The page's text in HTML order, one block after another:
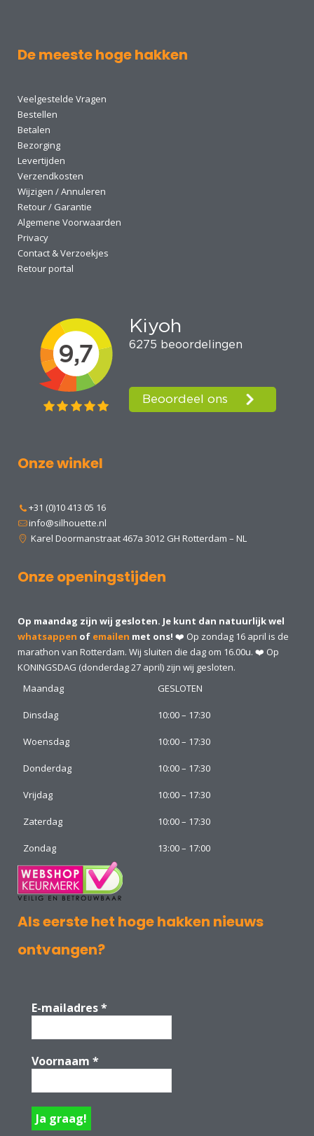
De meeste hoge hakken
Veelgestelde Vragen
Bestellen
Betalen
Bezorging
Levertijden
Verzendkosten
Wijzigen / Annuleren
Retour / Garantie
Algemene Voorwaarden
Privacy
Contact & Verzoekjes
Retour portal
Onze winkel
+31 (0)10 413 05 16
info@silhouette.nl
Karel Doormanstraat 467a 3012 GH Rotterdam – NL
Onze openingstijden
Op maandag zijn wij gesloten. Je kunt dan natuurlijk wel
whatsappen of emailen met ons! ❤️ Op zondag 16 april is de
marathon van Rotterdam. Wij sluiten die dag om 16.00u. ❤️ Op
KONINGSDAG (donderdag 27 april) zijn wij gesloten.
Maandag
GESLOTEN
Dinsdag 10:00 – 17:30
Woensdag 10:00 – 17:30
Donderdag 10:00 – 17:30
Vrijdag 10:00 – 17:30
Zaterdag 10:00 – 17:30
Zondag 13:00 – 17:00
Als eerste het hoge hakken nieuws
ontvangen?
E-mailadres*
Voornaam *